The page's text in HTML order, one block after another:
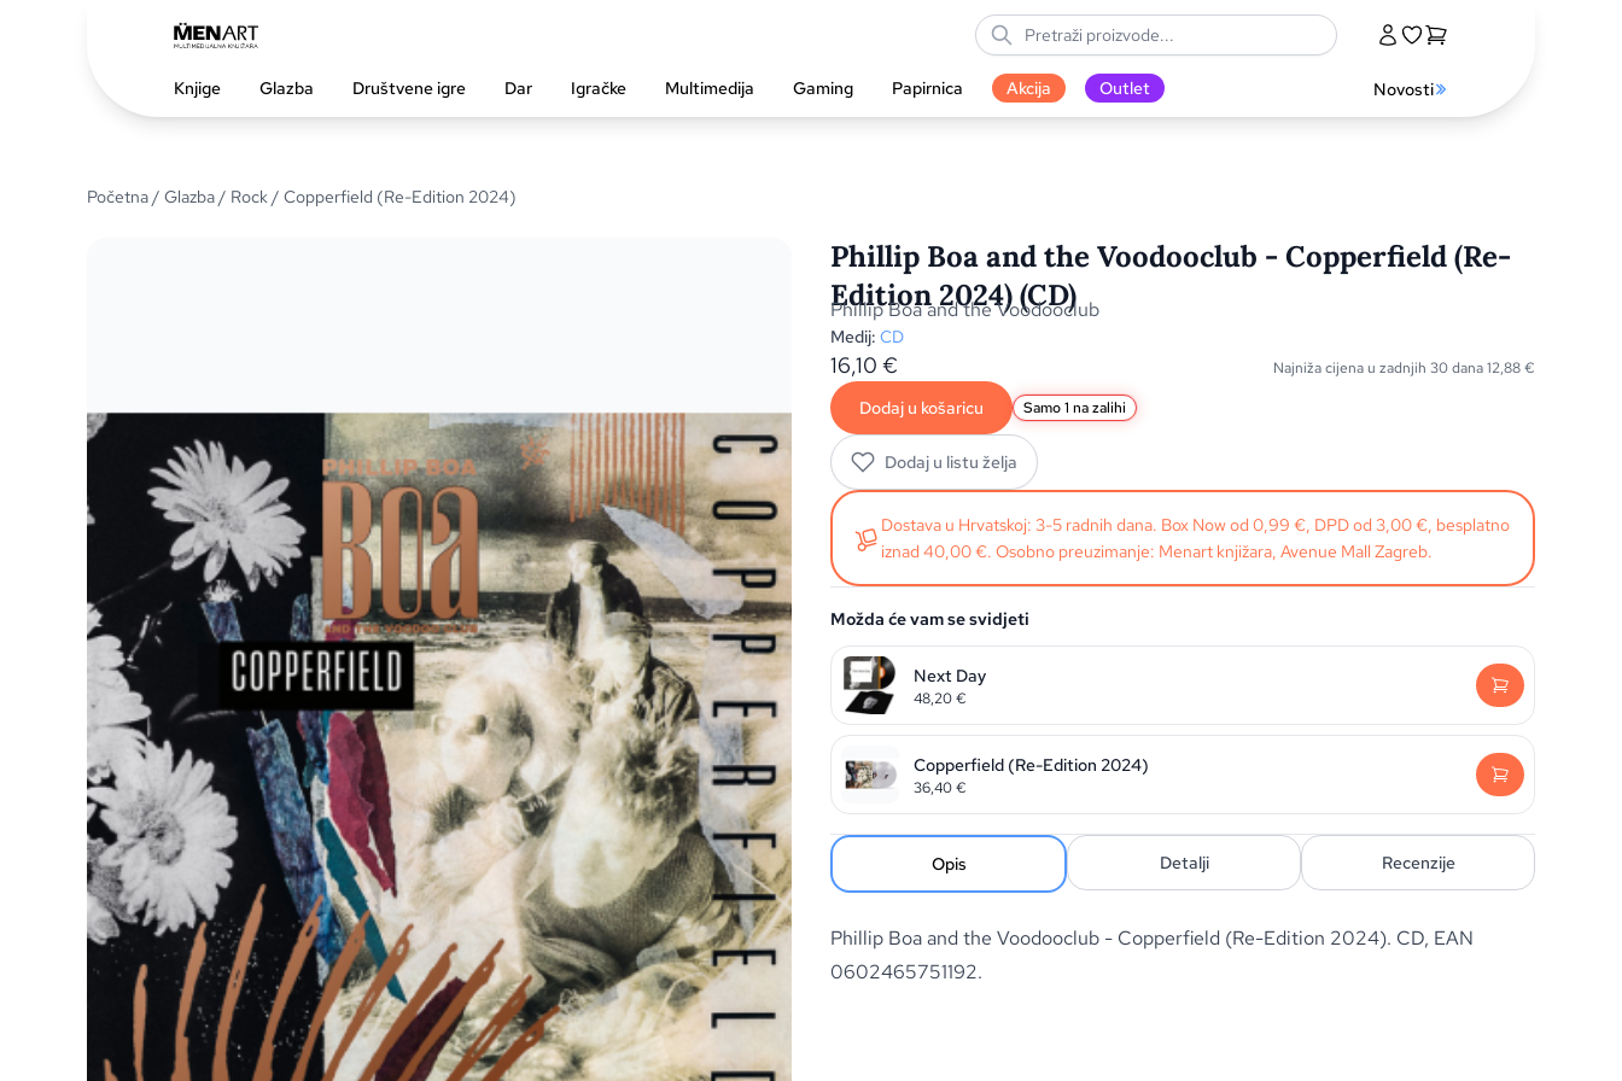
Knjige Glazba Društvene igre Dar Igračke Multimedija Gaming Papirnica Akcija Outlet Novosti
Početna/ Glazba/ Rock/ Copperfield (Re-Edition 2024)
Phillip Boa and the Voodooclub - Copperfield (Re-
Edition 2024) (CD)
Phillip Boa and the Voodooclub
Medij: CD
16,10 € Najniža cijena u zadnjih 30 dana12,88€
Dodaj u košaricu Samo 1 na zalihi
Dodaj u listu želja
Dostava u Hrvatskoj: 3-5 radnih dana. Box Now od 0,99 €, DPD od 3,00 €, besplatno
iznad 40,00 €. Osobno preuzimanje: Menart knjižara, Avenue Mall Zagreb.
Možda će vam se svidjeti
Next Day
48,20€
Copperfield (Re-Edition 2024)
36,40€
Opis Detalji Recenzije
Phillip Boa and the Voodooclub - Copperfield (Re-Edition 2024). CD, EAN
0602465751192.